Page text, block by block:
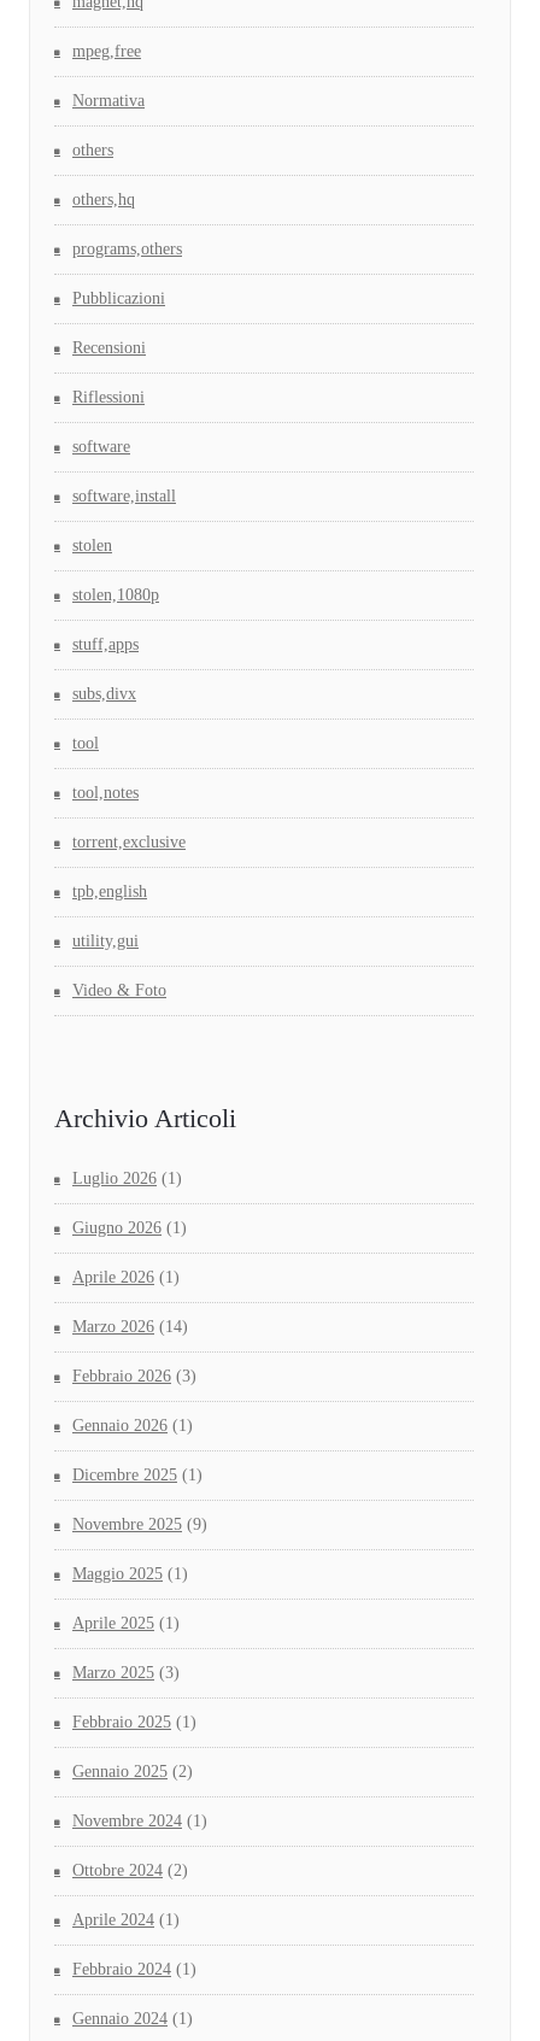
mpeg,free
Normativa
others
others,hq
programs,others
Pubblicazioni
Recensioni
Riflessioni
software
software,install
stolen
stolen,1080p
stuff,apps
subs,divx
tool
tool,notes
torrent,exclusive
tpb,english
utility,gui
Video & Foto
Archivio Articoli
Luglio 2026 (1)
Giugno 2026 (1)
Aprile 2026 (1)
Marzo 2026 (14)
Febbraio 2026 (3)
Gennaio 2026 (1)
Dicembre 2025 (1)
Novembre 2025 (9)
Maggio 2025 (1)
Aprile 2025 (1)
Marzo 2025 (3)
Febbraio 2025 (1)
Gennaio 2025 (2)
Novembre 2024 (1)
Ottobre 2024 (2)
Aprile 2024 (1)
Febbraio 2024 (1)
Gennaio 2024 (1)